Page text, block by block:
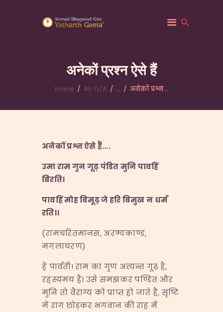
अनेकों प्रश्न ऐसे हैं
Home All Q/A ... अनेकों प्रश्न...
HOME
CONTACT US
अनेकों प्रश्न ऐसे हैं….
उमा राम गुन गूढ़ पंडित मुनि पावहिं
बिरति।
पावहिं मोह बिमूढ़ जे हरि बिमुख न धर्म
रति।।
(रामचरितमानस, अरण्यकाण्ड,
मंगलाचरण)
हे पार्वती! राम का गुण अत्यन्त गूढ़ है,
रहस्यमय है। उसे समझकर पण्डित और
मुनि तो वैराग्य को प्राप्त हो जाते हैं, सृष्टि
में राग छोड़कर भगवान की राह में